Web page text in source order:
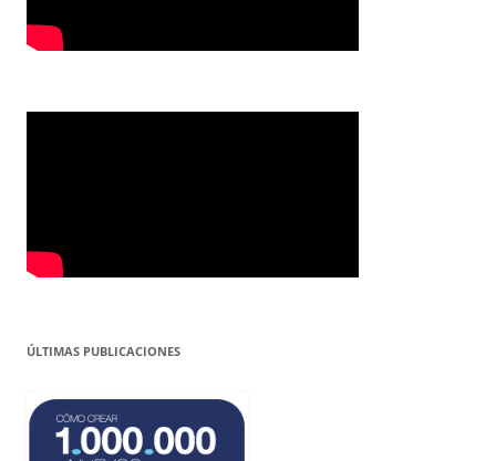
ÚLTIMAS PUBLICACIONES